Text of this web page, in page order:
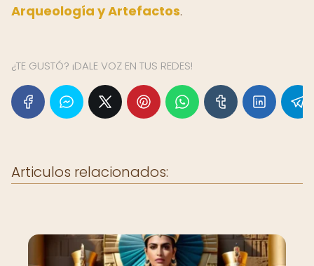
Arqueología y Artefactos.
¿TE GUSTÓ? ¡DALE VOZ EN TUS REDES!
Articulos relacionados: